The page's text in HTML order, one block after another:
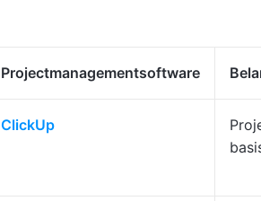
Projectmanagementsoftware
ClickUp